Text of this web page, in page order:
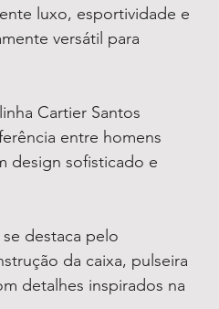
luxo, esportividade e
versátil para
Cartier Santos
entre homens
design sofisticado e
destaca pelo
da caixa, pulseira
detalhes inspirados na